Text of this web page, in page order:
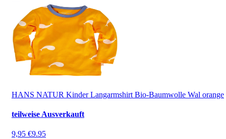
HANS NATUR Kinder Langarmshirt Bio-Baumwolle Wal orange
teilweise Ausverkauft
9,95 €9.95